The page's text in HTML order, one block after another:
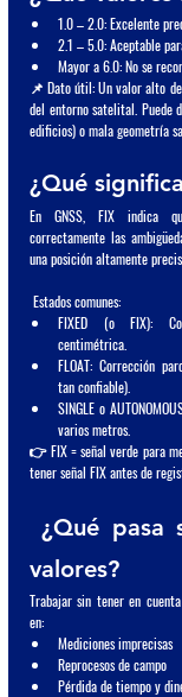
1.0 – 2.0: Excelente
2.1 – 5.0: Aceptable
Mayor a 6.0: No se
📌 Dato útil: Un valor alto
del entorno satelital. Puede
edificios) o mala geometría
¿Qué
En GNSS, FIX indica
correctamente las
una posición altamente preci
Estados comunes:
FIXED (o FIX):
centimétrica.
FLOAT: Corrección
tan confiable).
SINGLE o
varios metros.
👉 FIX = señal verde para
tener señal FIX antes de
¿Qué pasa si ignoro estos
valores?
Trabajar sin tener en
en:
Mediciones imprecisas
Reprocesos de campo
Pérdida de tiempo y